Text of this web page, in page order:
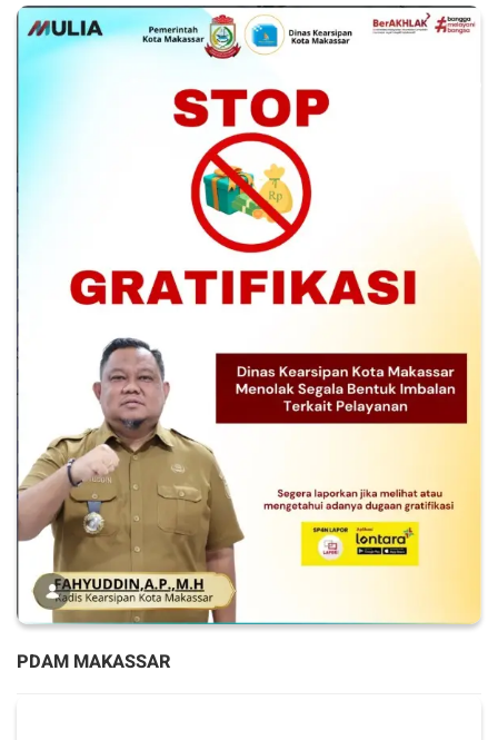
PDAM MAKASSAR